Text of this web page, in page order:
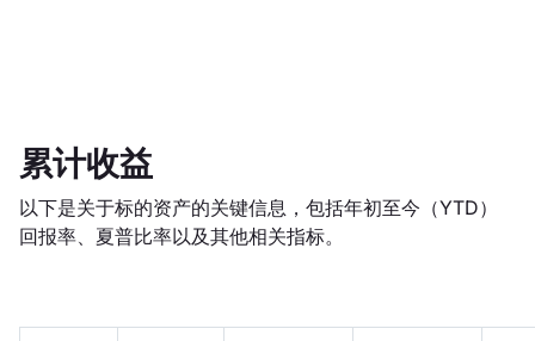
累计收益
以下是关于标的资产的关键信息，包括年初至今（YTD）
回报率、夏普比率以及其他相关指标。